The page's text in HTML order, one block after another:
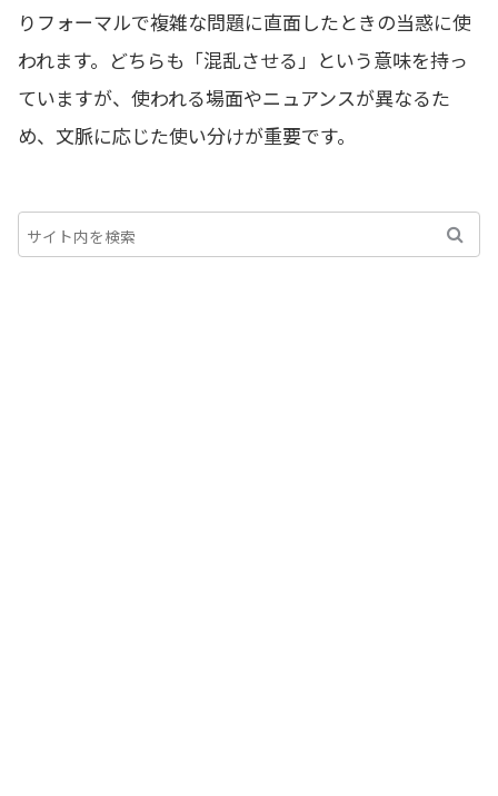
りフォーマルで複雑な問題に直面したときの当惑に使
われます。どちらも「混乱させる」という意味を持っ
ていますが、使われる場面やニュアンスが異なるた
め、文脈に応じた使い分けが重要です。